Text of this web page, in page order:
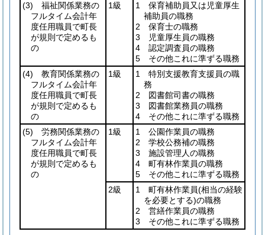
(3) 福祉関係業務の
フルタイム会計年
度任用職員で町長
が規則で定めるも
の
1級
1 保育補助員又は児童厚生
補助員の職務
2 保育士の職務
3 児童厚生員の職務
4 認定調査員の職務
5 その他これに準ずる職務
(4) 教育関係業務の
フルタイム会計年
度任用職員で町長
が規則で定めるも
の
1級
1 特別支援教育支援員の職
務
2 図書館司書の職務
3 図書館業務員の職務
4 その他これに準ずる職務
(5) 労務関係業務の
フルタイム会計年
度任用職員で町長
が規則で定めるも
の
1級
1 公園作業員の職務
2 学校公務補の職務
3 施設管理人の職務
4 町有林作業員の職務
5 その他これに準ずる職務
2級
1 町有林作業員(相当の経験
を必要とする)の職務
2 営繕作業員の職務
3 その他これに準ずる職務